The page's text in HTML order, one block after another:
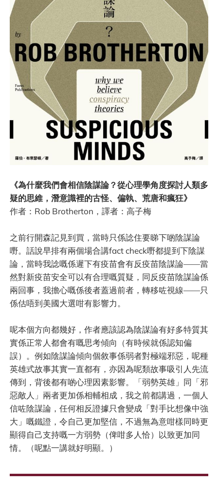
《為什麼我們會相信陰謀論？從心理學角度探討人類多
疑的思維，潛意識裡的古怪、偏執、荒唐和瘋狂》
作者：Rob Brotherton，譯者：高子梅
之前行開森記見到買，當時只係諗住要睇下啲陰謀論
嘢。話說早排有兩個場合講fact check嘢都提到下陰謀
論，當時我諗嘅係遲下有疫苗會有反疫苗陰謀論——當
然對新疫苗安全可以有合理嘅質疑，同反疫苗陰謀論係
兩回事，我擔心嘅係後者蓋過前者，轉移咗視線——只
係估唔到美國大選咁有影響力。
呢本個方向都幾好，作者應該認為陰謀論有好多特質其
實係正常人都會有嘅思考傾向（有時候就係認知偏
誤）。例如陰謀論傾向個敘事係弱者對極端邪惡，呢種
英雄式故事其實一直都有，亦因為呢類故事吸引人先流
傳到，背後都有啲心理因素影響。「弱勢英雄」同「邪
惡敵人」兩者更加係相輔相成，我之前都講過，一個人
信咗陰謀論，任何相反證據只會變成「對手比想像中強
大」嘅鐵證，令自己更加堅信，不過無為意咁樣同時更
顯得自己支持嘅一方弱勢（俾咁多人恰）以致更加同
情。（呢點一講就好明顯。）